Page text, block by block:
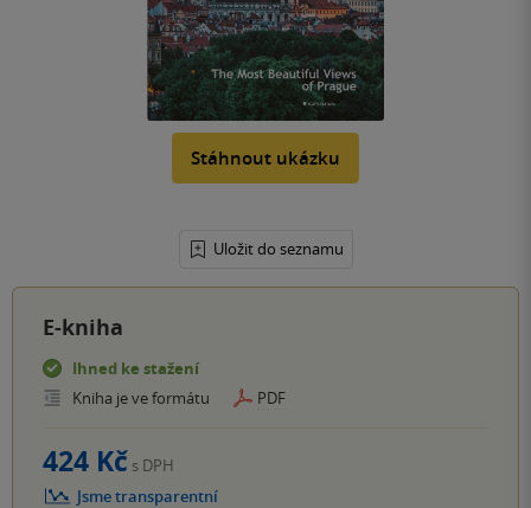
Stáhnout ukázku
Uložit do seznamu
E-kniha
Ihned ke stažení
Kniha je ve formátu
PDF
424 Kč s DPH
Jsme transparentní